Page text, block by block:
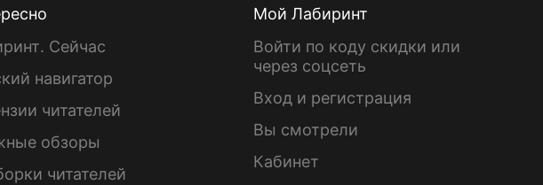
Сейчас
навигатор
читателей
обзоры
читателей
Мой Лабиринт
Войти по коду скидки или
через соцсеть
Вход и регистрация
Вы смотрели
Кабинет